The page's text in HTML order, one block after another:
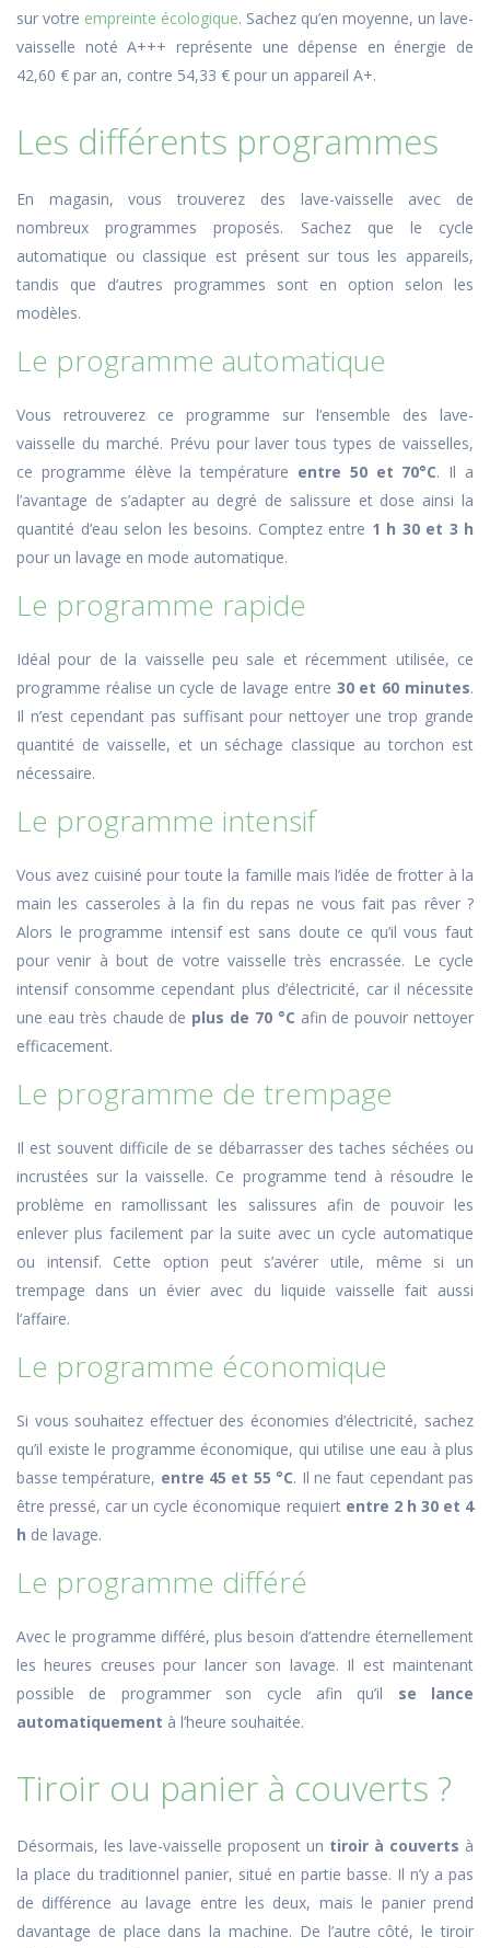
sur votre empreinte écologique. Sachez qu’en moyenne, un lave-
vaisselle noté A+++ représente une dépense en énergie de
42,60 € par an, contre 54,33 € pour un appareil A+.
Les différents programmes
En magasin, vous trouverez des lave-vaisselle avec de
nombreux programmes proposés. Sachez que le cycle
automatique ou classique est présent sur tous les appareils,
tandis que d’autres programmes sont en option selon les
modèles.
Le programme automatique
Vous retrouverez ce programme sur l’ensemble des lave-
vaisselle du marché. Prévu pour laver tous types de vaisselles,
ce programme élève la température entre 50 et 70°C. Il a
l’avantage de s’adapter au degré de salissure et dose ainsi la
quantité d’eau selon les besoins. Comptez entre 1 h 30 et 3 h
pour un lavage en mode automatique.
Le programme rapide
Idéal pour de la vaisselle peu sale et récemment utilisée, ce
programme réalise un cycle de lavage entre 30 et 60 minutes.
Il n’est cependant pas suffisant pour nettoyer une trop grande
quantité de vaisselle, et un séchage classique au torchon est
nécessaire.
Le programme intensif
Vous avez cuisiné pour toute la famille mais l’idée de frotter à la
main les casseroles à la fin du repas ne vous fait pas rêver ?
Alors le programme intensif est sans doute ce qu’il vous faut
pour venir à bout de votre vaisselle très encrassée. Le cycle
intensif consomme cependant plus d’électricité, car il nécessite
une eau très chaude de plus de 70 °C afin de pouvoir nettoyer
efficacement.
Le programme de trempage
Il est souvent difficile de se débarrasser des taches séchées ou
incrustées sur la vaisselle. Ce programme tend à résoudre le
problème en ramollissant les salissures afin de pouvoir les
enlever plus facilement par la suite avec un cycle automatique
ou intensif. Cette option peut s’avérer utile, même si un
trempage dans un évier avec du liquide vaisselle fait aussi
l’affaire.
Le programme économique
Si vous souhaitez effectuer des économies d’électricité, sachez
qu’il existe le programme économique, qui utilise une eau à plus
basse température, entre 45 et 55 °C. Il ne faut cependant pas
être pressé, car un cycle économique requiert entre 2 h 30 et 4
h de lavage.
Le programme différé
Avec le programme différé, plus besoin d’attendre éternellement
les heures creuses pour lancer son lavage. Il est maintenant
possible de programmer son cycle afin qu’il se lance
automatiquement à l’heure souhaitée.
Tiroir ou panier à couverts ?
Désormais, les lave-vaisselle proposent un tiroir à couverts à
la place du traditionnel panier, situé en partie basse. Il n’y a pas
de différence au lavage entre les deux, mais le panier prend
davantage de place dans la machine. De l’autre côté, le tiroir